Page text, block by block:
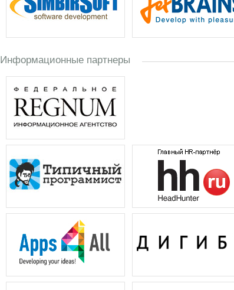
Информационные партнеры